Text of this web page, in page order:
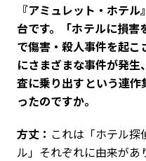
――『アミュレット・ホテ
台です。「ホテルに損害
で傷害・殺人事件を起
にさまざまな事件が発
査に乗り出すという連
ったのですか。
方丈： これは「ホテル探
ル」それぞれに由来があ